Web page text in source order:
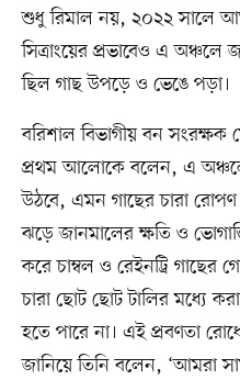
শুধু রিমাল নয়, ২০২২ সালে
সিত্রাংয়ের প্রভাবেও এ অঞ্চলে
ছিল গাছ উপড়ে ও ভেঙে পড়া।
বরিশাল বিভাগীয় বন
প্রথম আলোকে বলেন, এ
উঠবে, এমন গাছের চারা
ঝড়ে জানমালের ক্ষতি ও
করে চাম্বল ও রেইনট্রি
চারা ছোট ছোট টালির মধ্যে
হতে পারে না। এই প্রবণতা
জানিয়ে তিনি বলেন, ‘আমরা